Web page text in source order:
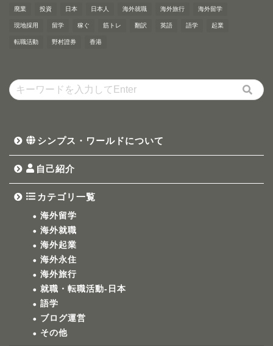
廃業 投資 日本 日本人 海外就職 海外旅行 海外留学
現地採用 留学 稼ぐ 筋トレ 翻訳 英語 語学 起業
転職活動 野村證券 香港
シンプス・ワールドについて
自己紹介
カテゴリ一覧
海外留学
海外就職
海外起業
海外永住
海外旅行
就職・転職活動-日本
語学
ブログ運営
その他